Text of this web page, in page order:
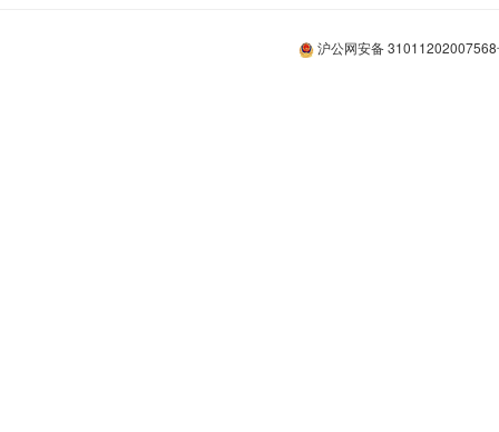
沪公网安备 31011202007568